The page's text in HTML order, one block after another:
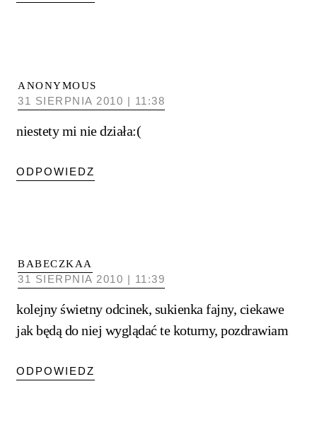
ANONYMOUS
31 SIERPNIA 2010 | 11:38
niestety mi nie działa:(
ODPOWIEDZ
BABECZKAA
31 SIERPNIA 2010 | 11:39
kolejny świetny odcinek, sukienka fajny, ciekawe
jak będą do niej wyglądać te koturny, pozdrawiam
ODPOWIEDZ